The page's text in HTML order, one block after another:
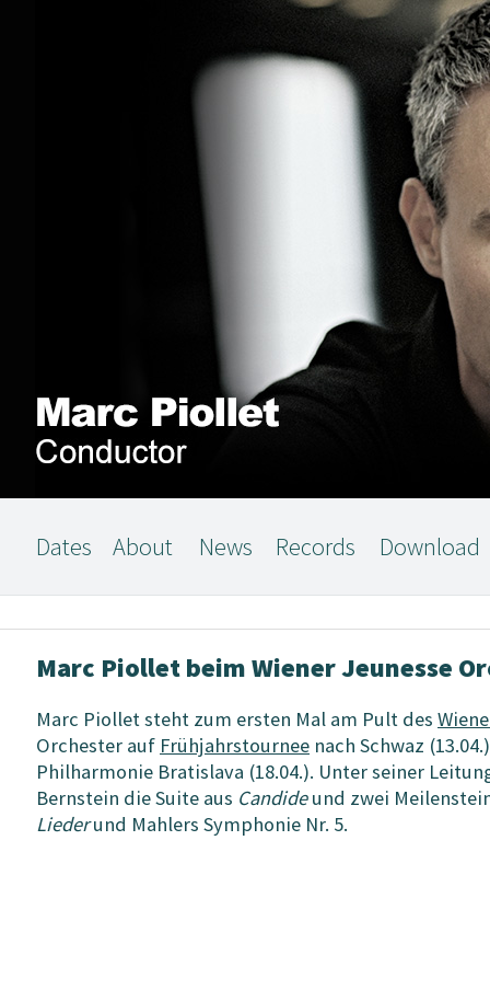
Dates About News Records Download
Marc Piollet beim Wiener Jeunesse
Marc Piollet steht zum ersten Mal am Pult des
Orchester auf Frühjahrstournee nach Schwaz
Philharmonie Bratislava (18.04.). Unter seiner
Bernstein die Suite aus Candideund zwei
Liederund Mahlers Symphonie Nr. 5.